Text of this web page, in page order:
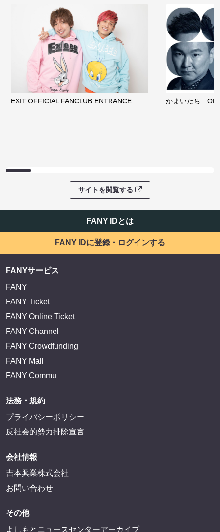
EXIT OFFICIAL FANCLUB ENTRANCE かまいたち
サイトを閲覧する
FANY IDとは
FANY IDに登録・ログインする
FANYサービス
FANY
FANY Ticket
FANY Online Ticket
FANY Channel
FANY Crowdfunding
FANY Mall
FANY Commu
法務・規約
プライバシーポリシー
反社会的勢力排除宣言
会社情報
吉本興業株式会社
お問い合わせ
その他
よしもとニュースセンターアーカイブ